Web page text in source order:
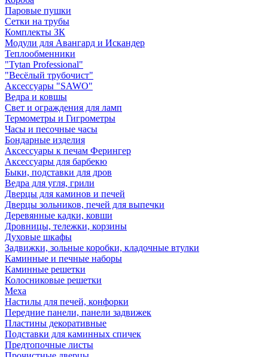
Паровые пушки
Сетки на трубы
Комплекты ЗК
Модули для Авангард и Искандер
Теплообменники
"Tytan Professional"
"Весёлый трубочист"
Аксессуары "SAWO"
Ведра и ковшы
Свет и ограждения для ламп
Термометры и Гигрометры
Часы и песочные часы
Бондарные изделия
Аксессуары к печам Ферингер
Аксессуары для барбекю
Быки, подставки для дров
Ведра для угля, грили
Дверцы для каминов и печей
Дверцы зольников, печей для выпечки
Деревянные кадки, ковши
Дровницы, тележки, корзины
Духовые шкафы
Задвижки, зольные коробки, кладочные втулки
Каминные и печные наборы
Каминные решетки
Колосниковые решетки
Меха
Настилы для печей, конфорки
Передние панели, панели задвижек
Пластины декоративные
Подставки для каминных спичек
Предтопочные листы